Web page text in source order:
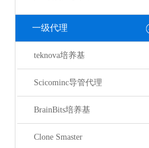
一级代理
teknova培养基
Scicominc导管代理
BrainBits培养基
Clone Smaster